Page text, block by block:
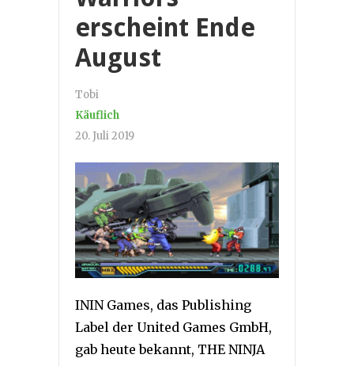
erscheint Ende
August
Tobi
Käuflich
20. Juli 2019
ININ Games, das Publishing
Label der United Games GmbH,
gab heute bekannt, THE NINJA